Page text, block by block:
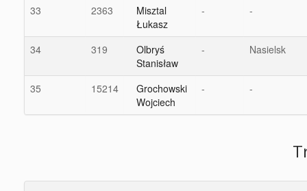
33 2363
Misztal
Łukasz
- -
34 319
Olbryś
Stanisław
- Nasielsk
35 15214
Grochowski
Wojciech
- -